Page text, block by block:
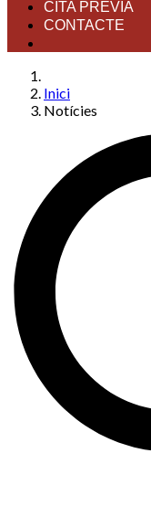
CITA PRÈVIA
CONTACTE
Inici
Notícies